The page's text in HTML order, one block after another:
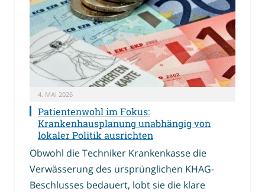
4. MAI 2026
Patientenwohl im Fokus:
Krankenhausplanung unabhängig von
lokaler Politik ausrichten
Obwohl die Techniker Krankenkasse die
Verwässerung des ursprünglichen KHAG-
Beschlusses bedauert, lobt sie die klare